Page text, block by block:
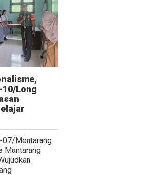
10/Long
07/Mentarang
Mantarang